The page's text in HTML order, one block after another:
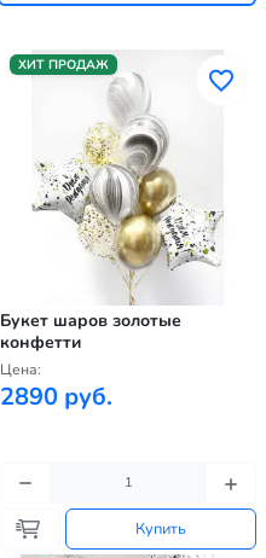
ХИТ ПРОДАЖ
Букет шаров золотые
конфетти
Цена:
2890 руб.
Купить